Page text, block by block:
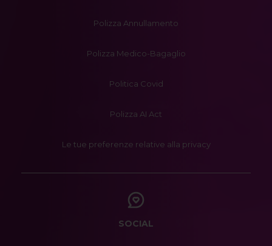
Polizza Annullamento
Polizza Medico-Bagaglio
Politica Covid
Polizza AI Act
Le tue preferenze relative alla privacy
SOCIAL